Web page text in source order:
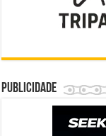
Publicidade